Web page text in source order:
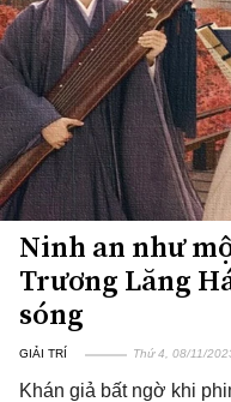
Ninh an như
Trương Lăng
sóng
GIẢI TRÍ Thứ 4, 08/11/
Khán giả bất ngờ khi